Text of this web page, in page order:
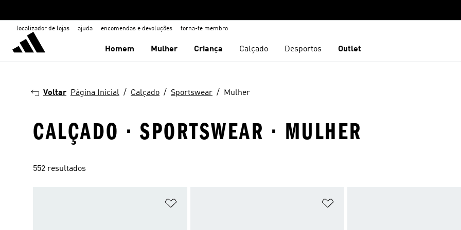
localizador de lojas ajuda encomendas e devoluções torna-te membro
Homem Mulher Criança Calçado Desportos Outlet
Voltar Página Inicial Calçado Sportswear Mulher
CALÇADO · SPORTSWEAR · MULHER
552 resultados